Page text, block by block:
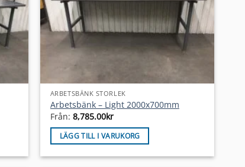
ARBETSBÄNK STORLEK
Arbetsbänk – Light 2000x700mm
Från: 8,785.00kr
LÄGG TILL I VARUKORG